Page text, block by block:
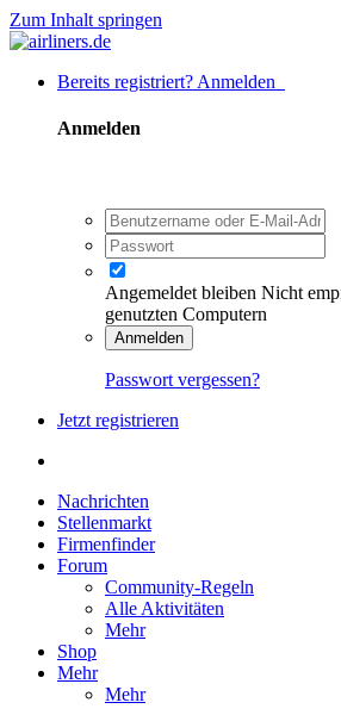
Zum Inhalt springen
Bereits registriert? Anmelden
Anmelden
Angemeldet bleiben Nicht
genutzten Computern
Anmelden
Passwort vergessen?
Jetzt registrieren
Nachrichten
Stellenmarkt
Firmenfinder
Forum
Community-Regeln
Alle Aktivitäten
Mehr
Shop
Mehr
Mehr